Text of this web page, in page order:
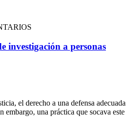
investigación a personas
el derecho a una defensa adecuada
embargo, una práctica que socava este